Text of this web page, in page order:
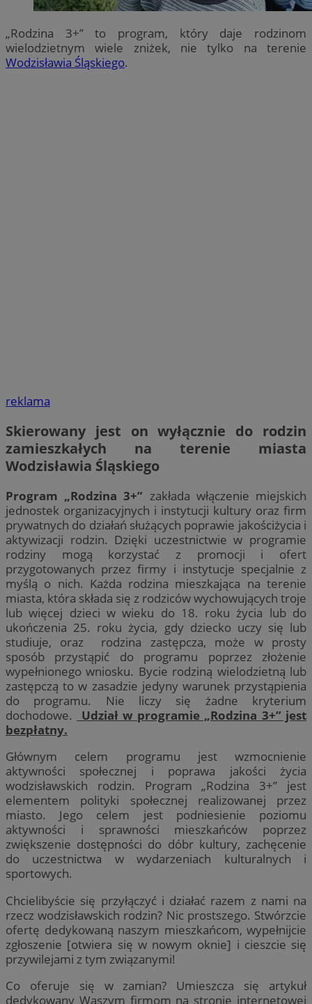
„Rodzina 3+” to program, który daje rodzinom
wielodzietnym wiele zniżek, nie tylko na terenie
Wodzisławia Śląskiego.
reklama
Skierowany jest on wyłącznie do rodzin
zamieszkałych na terenie miasta
Wodzisławia Śląskiego
Program „Rodzina 3+” zakłada włączenie miejskich
jednostek organizacyjnych i instytucji kultury oraz firm
prywatnych do działań służących poprawie jakościżycia i
aktywizacji rodzin. Dzięki uczestnictwie w programie
rodziny mogą korzystać z promocji i ofert
przygotowanych przez firmy i instytucje specjalnie z
myślą o nich. Każda rodzina mieszkająca na terenie
miasta, która składa się z rodziców wychowujących troje
lub więcej dzieci w wieku do 18. roku życia lub do
ukończenia 25. roku życia, gdy dziecko uczy się lub
studiuje, oraz rodzina zastępcza, może w prosty
sposób przystąpić do programu poprzez złożenie
wypełnionego wniosku. Bycie rodziną wielodzietną lub
zastępczą to w zasadzie jedyny warunek przystąpienia
do programu. Nie liczy się żadne kryterium
dochodowe.
Udział w programie „Rodzina 3+” jest
bezpłatny.
Głównym celem programu jest wzmocnienie
aktywności społecznej i poprawa jakości życia
wodzisławskich rodzin. Program „Rodzina 3+” jest
elementem polityki społecznej realizowanej przez
miasto. Jego celem jest podniesienie poziomu
aktywności i sprawności mieszkańców poprzez
zwiększenie dostępności do dóbr kultury, zachęcenie
do uczestnictwa w wydarzeniach kulturalnych i
sportowych.
Chcielibyście się przyłączyć i działać razem z nami na
rzecz wodzisławskich rodzin? Nic prostszego. Stwórzcie
ofertę dedykowaną naszym mieszkańcom, wypełnijcie
zgłoszenie [otwiera się w nowym oknie] i cieszcie się
przywilejami z tym związanymi!
Co oferuje się w zamian? Umieszcza się artykuł
dedykowany Waszym firmom na stronie internetowej